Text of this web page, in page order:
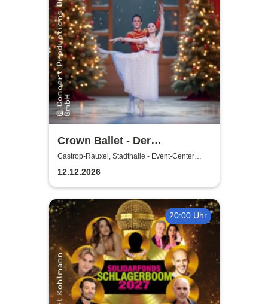
Crown Ballet - Der
Nussknacker
Castrop-Rauxel, Stadthalle - Event-Center
Castrop-Rauxel
12.12.2026
20:00 Uhr